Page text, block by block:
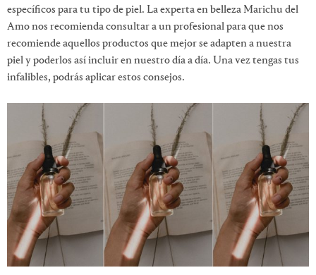
específicos para tu tipo de piel. La experta en belleza Marichu del
Amo nos recomienda consultar a un profesional para que nos
recomiende aquellos productos que mejor se adapten a nuestra
piel y poderlos así incluir en nuestro día a día. Una vez tengas tus
infalibles, podrás aplicar estos consejos.